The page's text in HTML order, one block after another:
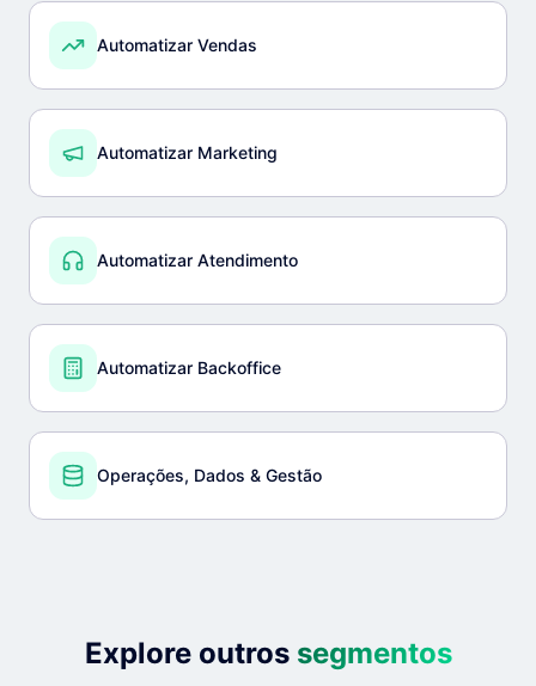
Automatizar Vendas
Automatizar Marketing
Automatizar Atendimento
Automatizar Backoffice
Operações, Dados & Gestão
Explore outros segmentos